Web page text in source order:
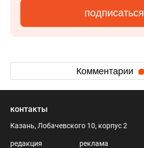
подписаться
Комментарии
контакты
Казань, Лобачевского 10, корпус 2
редакция
реклама